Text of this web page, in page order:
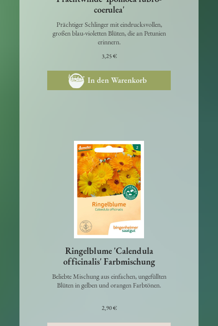
Prachtwinde 'Ipomoea rubro-
coerulea'
Prächtiger Schlinger mit eindrucksvollen,
großen blau-violetten Blüten, die an Petunien
erinnern.
3,25 €
In den Warenkorb
Ringelblume 'Calendula
officinalis' Farbmischung
Beliebte Mischung aus einfachen, ungefüllten
2,90 €